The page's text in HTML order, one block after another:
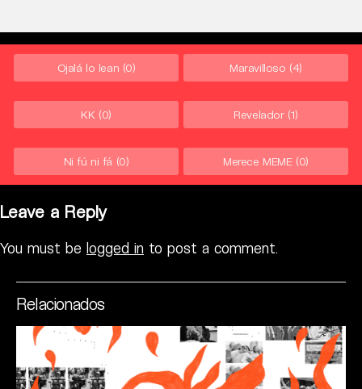
Ojalá lo lean (0) Maravilloso (4)
KK (0) Revelador (1)
Ni fú ni fá (0) Merece MEME (0)
Leave a Reply
You must be logged in to post a comment.
Relacionados